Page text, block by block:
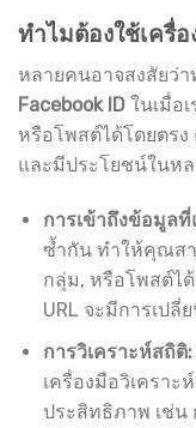
ทำไมต้องใช้เครื่
หลายคนอาจสงสัยว่
Facebook ID ในเมื่อ
หรือโพสต์ได้โดยตร
และมีประโยชน์ในห
การเข้าถึงข้อมูล
ซ้ำกัน ทำให้คุณสา
กลุ่ม, หรือโพสต์ไ
URL จะมีการเปลี่
การวิเคราะห์สถิติ:
เครื่องมือวิเคราะ
ประสิทธิภาพ เช่น